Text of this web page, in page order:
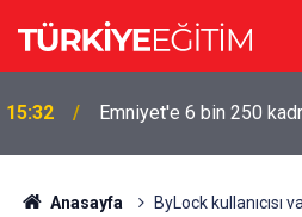
15:32 Emniyet'e 6 bin 250
Anasayfa ByLock kullanıcısı